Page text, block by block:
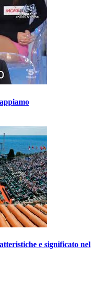
e significato nel